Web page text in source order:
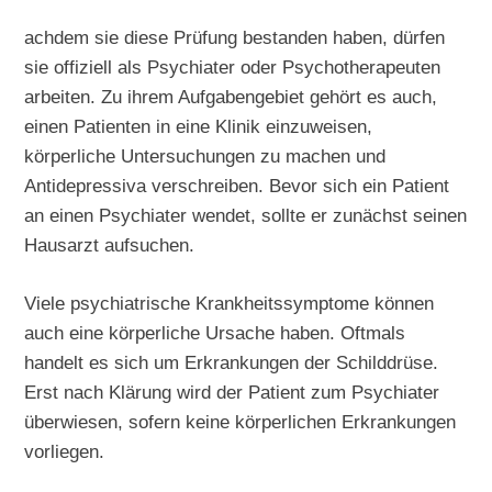
achdem sie diese Prüfung bestanden haben, dürfen
sie offiziell als Psychiater oder Psychotherapeuten
arbeiten. Zu ihrem Aufgabengebiet gehört es auch,
einen Patienten in eine Klinik einzuweisen,
körperliche Untersuchungen zu machen und
Antidepressiva verschreiben. Bevor sich ein Patient
an einen Psychiater wendet, sollte er zunächst seinen
Hausarzt aufsuchen.
Viele psychiatrische Krankheitssymptome können
auch eine körperliche Ursache haben. Oftmals
handelt es sich um Erkrankungen der Schilddrüse.
Erst nach Klärung wird der Patient zum Psychiater
überwiesen, sofern keine körperlichen Erkrankungen
vorliegen.